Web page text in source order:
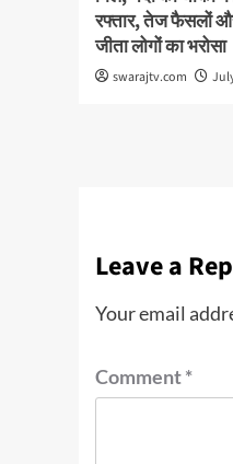
रफ्तार, तेज फैसलों
जीता लोगों का भरोसा
swarajtv.com
Leave a
Your email
Comment*